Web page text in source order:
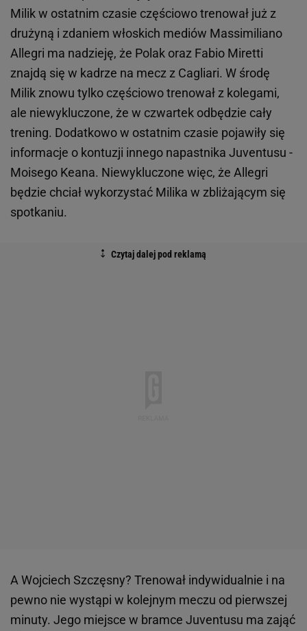
Milik w ostatnim czasie częściowo trenował już z
drużyną i zdaniem włoskich mediów Massimiliano
Allegri ma nadzieję, że Polak oraz Fabio Miretti
znajdą się w kadrze na mecz z Cagliari. W środę
Milik znowu tylko częściowo trenował z kolegami,
ale niewykluczone, że w czwartek odbędzie cały
trening. Dodatkowo w ostatnim czasie pojawiły się
informacje o kontuzji innego napastnika Juventusu -
Moisego Keana. Niewykluczone więc, że Allegri
będzie chciał wykorzystać Milika w zbliżającym się
spotkaniu.
A Wojciech Szczęsny? Trenował indywidualnie i na
pewno nie wystąpi w kolejnym meczu od pierwszej
minuty. Jego miejsce w bramce Juventusu ma zająć